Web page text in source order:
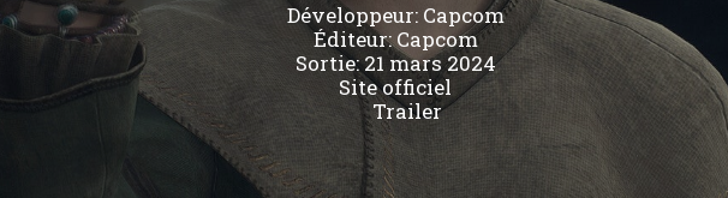
Développeur: Capcom
Éditeur:Capcom
Sortie: 21 mars 2024
Site officiel
Trailer